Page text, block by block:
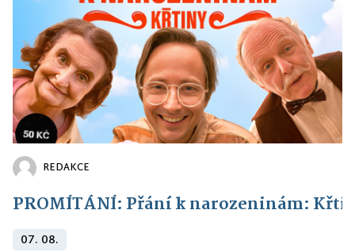
REDAKCE
PROMÍTÁNÍ: Přání k narozeninám:
07. 08.